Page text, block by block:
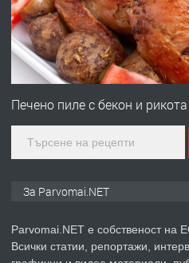
ПРЕДЛАГА
Първи
Печено пиле с бекон и рикота
За Parvomai.NET
Parvomai.NET е собственост
Всички статии, репортажи,